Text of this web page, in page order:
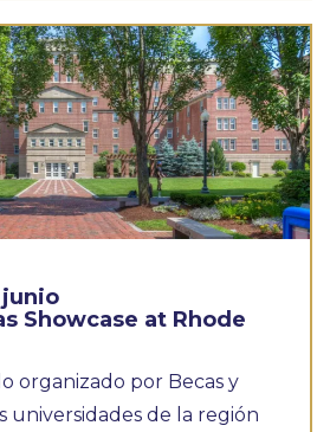
junio
Showcase at Rhode
organizado por Becas y
universidades de la región